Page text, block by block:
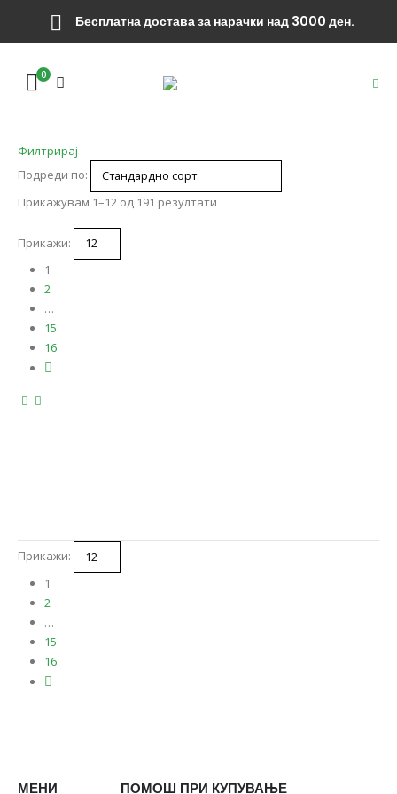
Бесплатна достава за нарачки над 3000 ден.
0
Филтрирај
Подреди по:
Прикажувам 1–12 од 191 резултати
Прикажи:
1
2
…
15
16
Прикажи:
1
2
…
15
16
МЕНИ ПОМОШ ПРИ КУПУВАЊЕ